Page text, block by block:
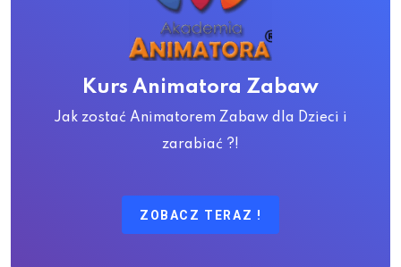
Kurs Animatora Zabaw
Jak zostać Animatorem Zabaw dla Dzieci i
zarabiać ?!
ZOBACZ TERAZ !